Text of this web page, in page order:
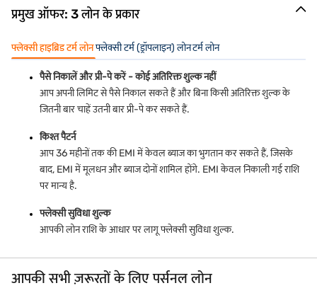
प्रमुख ऑफर: 3 लोन के प्रकार
फ्लेक्सी हाइब्रिड टर्म लोनफ्लेक्सी टर्म (ड्रॉपलाइन) लोनटर्म लोन
पैसे निकालें और प्री-पे करें - कोई अतिरिक्त शुल्क नहीं
आप अपनी लिमिट से पैसे निकाल सकते हैं और बिना किसी अतिरिक्त शुल्क के
जितनी बार चाहें उतनी बार प्री-पे कर सकते हैं.
किश्त पैटर्न
आप 36 महीनों तक की EMI में केवल ब्याज का भुगतान कर सकते हैं, जिसके
बाद, EMI में मूलधन और ब्याज दोनों शामिल होंगे. EMI केवल निकाली गई राशि
पर मान्य है.
फ्लेक्सी सुविधा शुल्क
आपकी लोन राशि के आधार पर लागू फ्लेक्सी सुविधा शुल्क.
आपकी सभी ज़रूरतों के लिए पर्सनल लोन